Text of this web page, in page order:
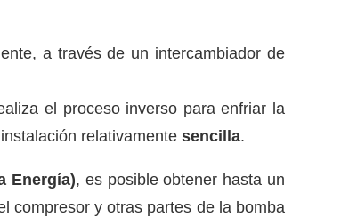
a través de un intercambiador de
el proceso inverso para enfriar la
relativamente sencilla.
Energía), es posible obtener hasta un
compresor y otras partes de la bomba